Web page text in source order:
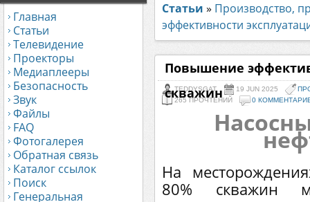
Главная
Статьи
Телевидение
Проекторы
Медиаплееры
Безопасность
Звук
Файлы
FAQ
Фотогалерея
Обратная связь
Каталог ссылок
Поиск
Генеральная
Статьи » Производство,
эффективности
Повышение
скважин
TEDDYSGAT 19 JUN 2025
265 ПРОЧТЕНИЙ
0
На
80% скважин